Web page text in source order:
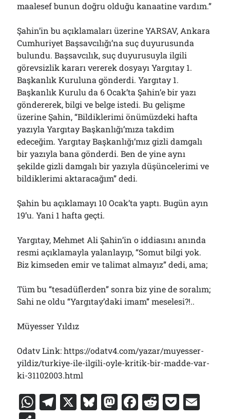
maalesef bunun doğru olduğu kanaatine vardım.”
Şahin’in bu açıklamaları üzerine YARSAV, Ankara
Cumhuriyet Başsavcılığı’na suç duyurusunda
bulundu. Başsavcılık, suç duyurusuyla ilgili
görevsizlik kararı vererek dosyayı Yargıtay 1.
Başkanlık Kuruluna gönderdi. Yargıtay 1.
Başkanlık Kurulu da 6 Ocak’ta Şahin’e bir yazı
göndererek, bilgi ve belge istedi. Bu gelişme
üzerine Şahin, “Bildiklerimi önümüzdeki hafta
yazıyla Yargıtay Başkanlığı’mıza takdim
edeceğim. Yargıtay Başkanlığı’mız gizli damgalı
bir yazıyla bana gönderdi. Ben de yine aynı
şekilde gizli damgalı bir yazıyla düşüncelerimi ve
bildiklerimi aktaracağım” dedi.
Şahin bu açıklamayı 10 Ocak’ta yaptı. Bugün ayın
19’u. Yani 1 hafta geçti.
Yargıtay, Mehmet Ali Şahin’in o iddiasını anında
resmi açıklamayla yalanlayıp, “Somut bilgi yok.
Biz kimseden emir ve talimat almayız” dedi, ama;
Tüm bu “tesadüflerden” sonra biz yine de soralım;
Sahi ne oldu “Yargıtay’daki imam” meselesi?!..
Müyesser Yıldız
Odatv Link: https://odatv4.com/yazar/muyesser-
yildiz/turkiye-ile-ilgili-oyle-kritik-bir-madde-var-
ki-31102003.html
W T X Bl M F R P